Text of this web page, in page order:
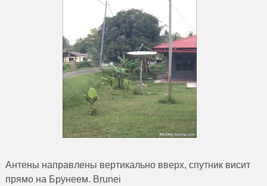
Антены направлены вертикально вверх, спутник висит
прямо на Брунеем. Brunei